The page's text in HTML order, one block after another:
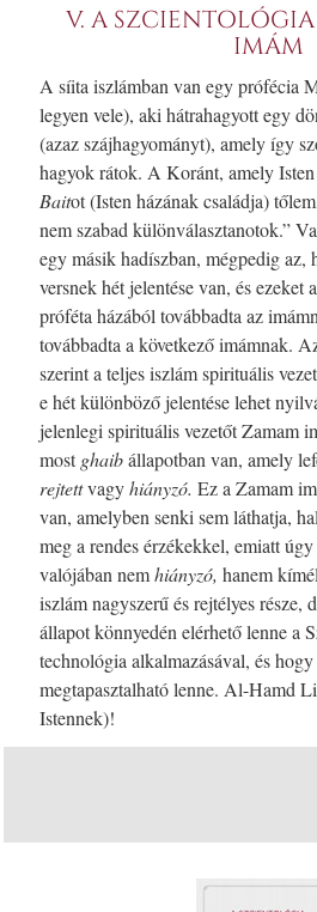
V. A
IMÁM
A síita iszlámban van egy prófécia
legyen vele), aki hátrahagyott egy
(azaz szájhagyományt), amely így
hagyok rátok. A Koránt, amely
Baitot (Isten házának családja)
nem szabad különválasztanotok.”
egy másik hadíszban, mégpedig
versnek hét jelentése van, és ezeket
próféta házából továbbadta az
továbbadta a következő imámnak.
szerint a teljes iszlám spirituális
e hét különböző jelentése lehet
jelenlegi spirituális vezetőt Zamam
mostghaibállapotban van, amely
rejtettvagyhiányzó. Ez a Zamam
van, amelyben senki sem láthatja,
meg a rendes érzékekkel, emiatt
valójában nemhiányzó, hanem
iszlám nagyszerű és rejtélyes része,
állapot könnyedén elérhető lenne a
technológia alkalmazásával, és
megtapasztalható lenne. Al-Hamd
Istennek)!